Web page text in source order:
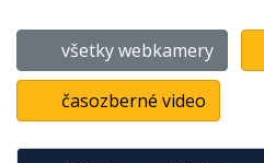
všetky webkamery
časozberné video